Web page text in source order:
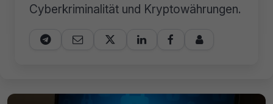
Cyberkriminalität und Kryptowährungen.
     